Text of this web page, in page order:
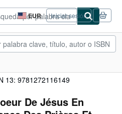
EUR
Preferencias
de
compra
del
Iniciar sesión
13: 9781272116149
De Jésus En